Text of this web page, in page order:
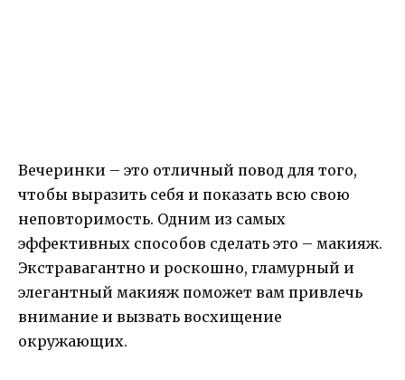
Вечеринки – это отличный повод для того,
чтобы выразить себя и показать всю свою
неповторимость. Одним из самых
эффективных способов сделать это – макияж.
Экстравагантно и роскошно, гламурный и
элегантный макияж поможет вам привлечь
внимание и вызвать восхищение
окружающих.